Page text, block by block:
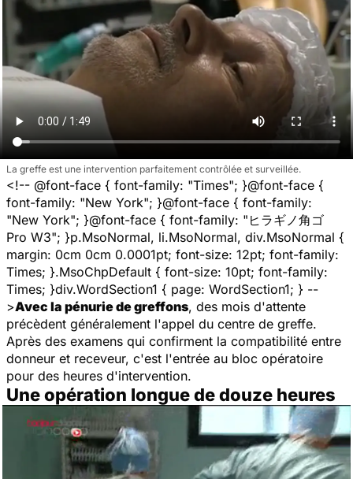
La greffe est une intervention parfaitement contrôlée et surveillée.
<!-- @font-face { font-family: "Times"; }@font-face {
font-family: "New York"; }@font-face { font-family:
"New York"; }@font-face { font-family: "ヒラギノ角ゴ
Pro W3"; }p.MsoNormal, li.MsoNormal, div.MsoNormal {
margin: 0cm 0cm 0.0001pt; font-size: 12pt; font-family:
Times; }.MsoChpDefault { font-size: 10pt; font-family:
Times; }div.WordSection1 { page: WordSection1; } --
>Avec la pénurie de greffons, des mois d'attente
précèdent généralement l'appel du centre de greffe.
Après des examens qui confirment la compatibilité entre
donneur et receveur, c'est l'entrée au bloc opératoire
pour des heures d'intervention.
Une opération longue de douze heures